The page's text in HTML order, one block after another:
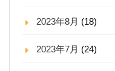
2023年8月 (18)
2023年7月 (24)